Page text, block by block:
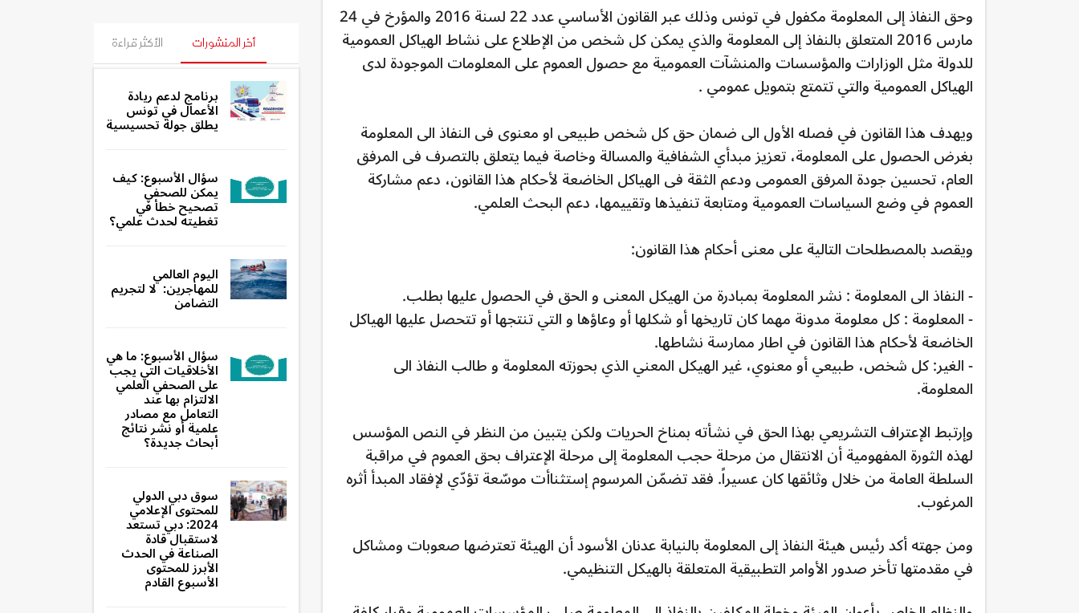
وحق النفاذ إلى المعلومة مكفول في تونس وذلك عبر القانون الأساسي عدد 22 لسنة 2016 والمؤرخ في 24
مارس 2016 المتعلق بالنفاذ إلى المعلومة والذي يمكن كل شخص من الإطلاع على نشاط الهياكل العمومية
للدولة مثل الوزارات والمؤسسات والمنشآت العمومية مع حصول العموم على المعلومات الموجودة لدى
الهياكل العمومية والتي تتمتع بتمويل عمومي .
ويهدف هذا القانون في فصله الأول الى ضمان حق كل شخص طبيعى او معنوى فى النفاذ الى المعلومة
بغرض الحصول على المعلومة، تعزيز مبدأي الشفافية والمسالة وخاصة فيما يتعلق بالتصرف فى المرفق
العام، تحسين جودة المرفق العمومى ودعم الثقة فى الهياكل الخاضعة لأحكام هذا القانون، دعم مشاركة
العموم في وضع السياسات العمومية ومتابعة تنفيذها وتقييمها، دعم البحث العلمي.
ويقصد بالمصطلحات التالية على معنى أحكام هذا القانون:
- النفاذ الى المعلومة : نشر المعلومة بمبادرة من الهيكل المعنى و الحق في الحصول عليها بطلب.
- المعلومة : كل معلومة مدونة مهما كان تاريخها أو شكلها أو وعاؤها و التي تنتجها أو تتحصل عليها الهياكل
الخاضعة لأحكام هذا القانون في اطار ممارسة نشاطها.
- الغير: كل شخص، طبيعي أو معنوي، غير الهيكل المعني الذي بحوزته المعلومة و طالب النفاذ الى
المعلومة.
وإرتبط الإعتراف التشريعي بهذا الحق في نشأته بمناخ الحريات ولكن يتبين من النظر في النص المؤسس
لهذه الثورة المفهومية أن الانتقال من مرحلة حجب المعلومة إلى مرحلة الإعتراف بحق العموم في مراقبة
السلطة العامة من خلال وثائقها كان عسيراً. فقد تضمّن المرسوم إستثناأت موسّعة تؤدّي لإفقاد المبدأ أثره
المرغوب.
ومن جهته أكد رئيس هيئة النفاذ إلى المعلومة بالنيابة عدنان الأسود أن الهيئة تعترضها صعوبات ومشاكل
في مقدمتها تأخر صدور الأوامر التطبيقية المتعلقة بالهيكل التنظيمي.
أخر المنشورات الأكثر قراءة
برنامج لدعم ريادة
الأعمال في تونس
يطلق جولة تحسيسية
سؤال الأسبوع: كيف
يمكن للصحفي
تصحيح خطأ في
تغطيته لحدث علمي؟
اليوم العالمي
للمهاجرين: لا لتجريم
التضامن
سؤال الأسبوع: ما هي
الأخلاقيات التي يجب
على الصحفي العلمي
الالتزام بها عند
التعامل مع مصادر
علمية أو نشر نتائج
أبحاث جديدة؟
سوق دبي الدولي
للمحتوى الإعلامي
2024: دبي تستعد
لاستقبال قادة
الصناعة في الحدث
الأبرز للمحتوى
الأسبوع القادم